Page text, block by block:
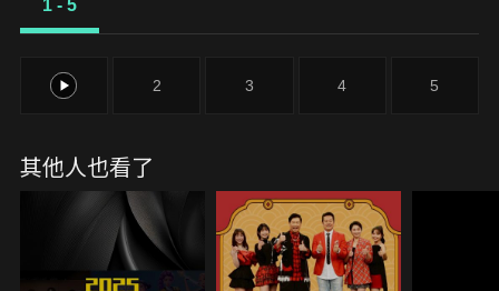
1 - 5
1 2 3 4 5
其他人也看了